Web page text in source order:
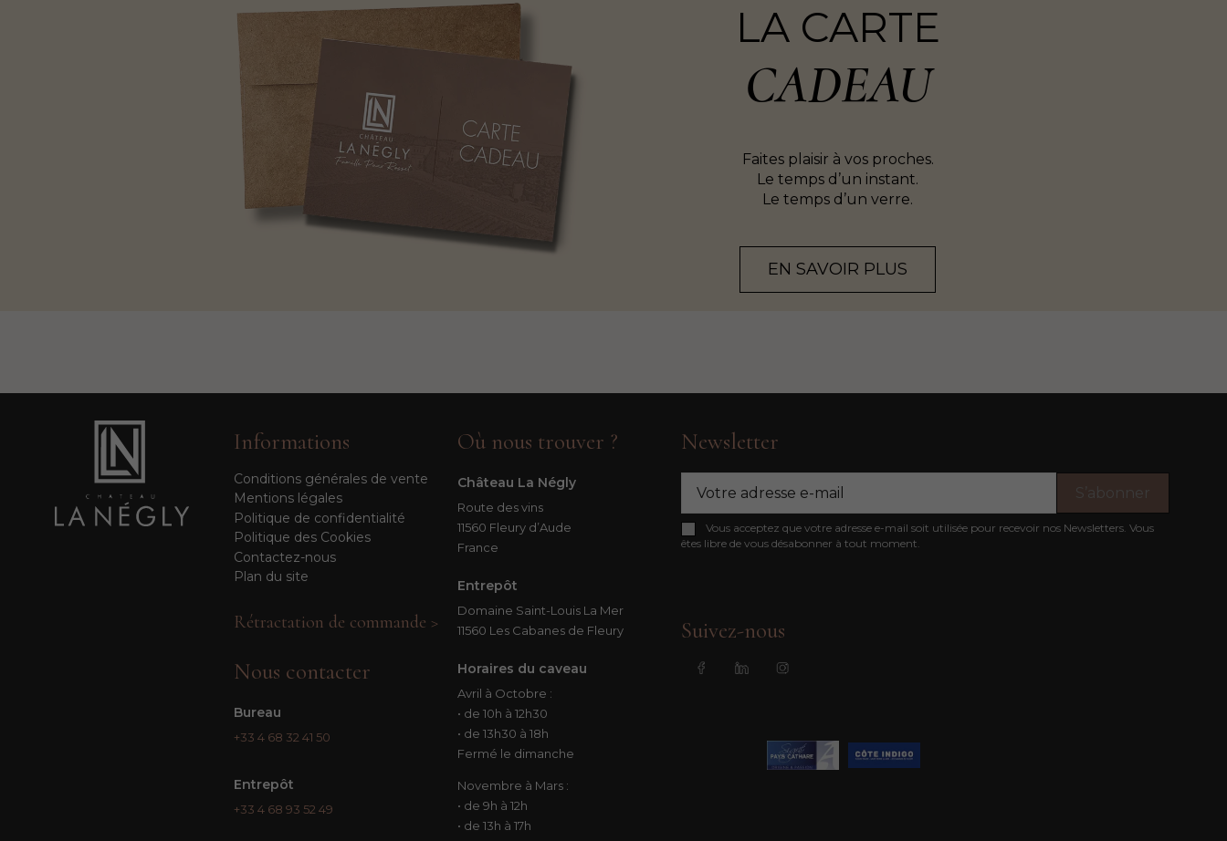
LA CARTE
CADEAU
Faites plaisir à vos proches.
Le temps d’un instant.
Le temps d’un verre.
EN SAVOIR PLUS
Informations
Conditions générales de vente
Mentions légales
Politique de confidentialité
Politique des Cookies
Contactez-nous
Plan du site
Rétractation de commande >
Nous contacter
Bureau
+33 4 68 32 41 50
Entrepôt
+33 4 68 93 52 49
Où nous trouver ?
Château La Négly
Route des vins
11560 Fleury d’Aude
France
Entrepôt
Domaine Saint-Louis La Mer
11560 Les Cabanes de Fleury
Horaires du caveau
Avril à Octobre :
• de 10h à 12h30
• de 13h30 à 18h
Fermé le dimanche
Novembre à Mars :
• de 9h à 12h
• de 13h à 17h
Newsletter
Vous acceptez que votre adresse e-mail soit utilisée pour recevoir nos Newsletters. Vous
êtes libre de vous désabonner à tout moment.
Suivez-nous